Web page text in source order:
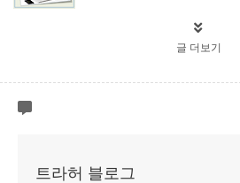
글 더보기
트라허 블로그